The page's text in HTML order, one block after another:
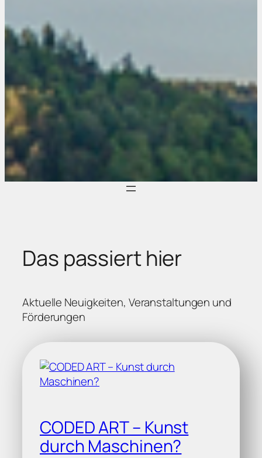
Das passiert hier
Aktuelle Neuigkeiten, Veranstaltungen und
Förderungen
CODED ART – Kunst
durch Maschinen?